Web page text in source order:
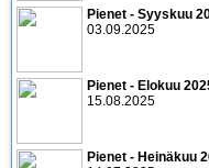
Pienet - Syyskuu
03.09.2025
Pienet - Elokuu
15.08.2025
Pienet - Heinäkuu